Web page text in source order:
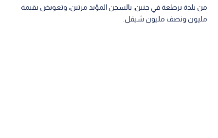
من بلدة برطعة في جنين، بالسجن المؤبد مرتين، وتعويض بقيمة
مليون ونصف مليون شيقل.